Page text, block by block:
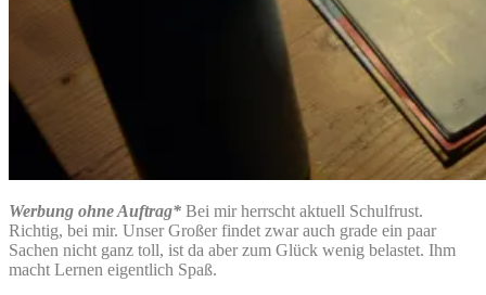
Werbung ohne Auftrag* Bei mir herrscht aktuell Schulfrust.
Richtig, bei mir. Unser Großer findet zwar auch grade ein paar
Sachen nicht ganz toll, ist da aber zum Glück wenig belastet. Ihm
macht Lernen eigentlich Spaß.